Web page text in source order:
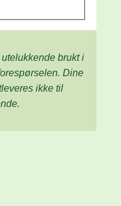
brukt i
Dine
ikke til